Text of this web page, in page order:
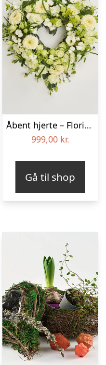
Åbent hjerte – Floristens kreative valg
999,00 kr.
Gå til shop